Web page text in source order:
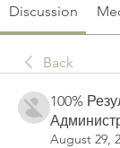
Discussion
Back
100%
August 29,